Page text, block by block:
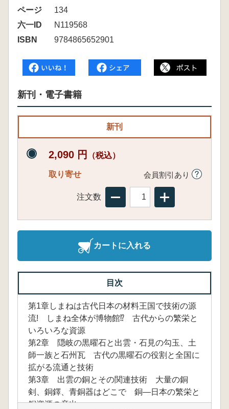
ページ
134
六一ID
N119568
ISBN
9784865652901
新刊・電子書籍
新刊
2,090 円 （税込）
取り寄せ 会員割引あり
注文数
カートに入れる
目次
第1章しまねは古代日本の材料王国で技術の源
流! しまね全体が博物館⁉ 古代からの繁栄と
いろいろな資源
第2章 隠岐の黒曜石と出雲・石見の勾玉、土
師一族と石州瓦 古代の黒曜石の役割と全国に
拡がる流通と技術
第3章 出雲の銅とその関連技術 大量の銅
剣、銅鐸、青銅器はどこで 銅—日本の繁栄と
銅資源の産出